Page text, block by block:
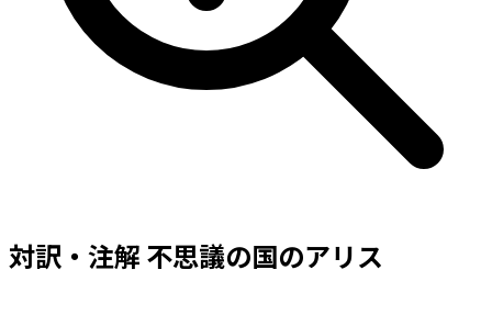
対訳・注解 不思議の国のアリス